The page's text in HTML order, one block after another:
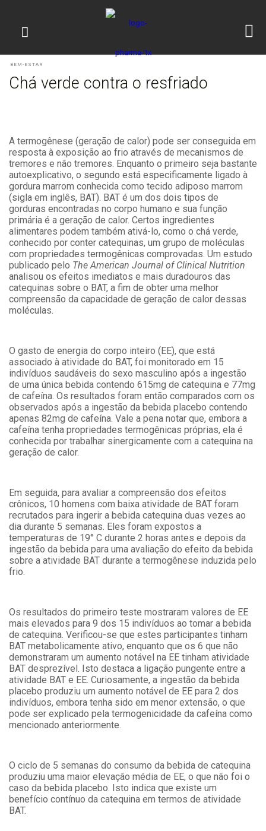
BEM-ESTAR
Chá verde contra o resfriado
A termogênese (geração de calor) pode ser conseguida em
resposta à exposição ao frio através de mecanismos de
tremores e não tremores. Enquanto o primeiro seja bastante
autoexplicativo, o segundo está especificamente ligado à
gordura marrom conhecida como tecido adiposo marrom
(sigla em inglês, BAT). BAT é um dos dois tipos de
gorduras encontradas no corpo humano e sua função
primária é a geração de calor. Certos ingredientes
alimentares podem também ativá-lo, como o chá verde,
conhecido por conter catequinas, um grupo de moléculas
com propriedades termogênicas comprovadas. Um estudo
publicado pelo The American Journal of Clinical Nutrition
analisou os efeitos imediatos e mais duradouros das
catequinas sobre o BAT, a fim de obter uma melhor
compreensão da capacidade de geração de calor dessas
moléculas.
O gasto de energia do corpo inteiro (EE), que está
associado à atividade do BAT, foi monitorado em 15
indivíduos saudáveis ​​do sexo masculino após a ingestão
de uma única bebida contendo 615mg de catequina e 77mg
de cafeína. Os resultados foram então comparados com os
observados após a ingestão da bebida placebo contendo
apenas 82mg de cafeína. Vale a pena notar que, embora a
cafeína tenha propriedades termogênicas próprias, ela é
conhecida por trabalhar sinergicamente com a catequina na
geração de calor.
Em seguida, para avaliar a compreensão dos efeitos
crônicos, 10 homens com baixa atividade de BAT foram
recrutados para ingerir a bebida catequina duas vezes ao
dia durante 5 semanas. Eles foram expostos a
temperaturas de 19° C durante 2 horas antes e depois da
ingestão da bebida para uma avaliação do efeito da bebida
sobre a atividade BAT durante a termogênese induzida pelo
frio.
Os resultados do primeiro teste mostraram valores de EE
mais elevados para 9 dos 15 indivíduos ao tomar a bebida
de catequina. Verificou-se que estes participantes tinham
BAT metabolicamente ativo, enquanto que os 6 que não
demonstraram um aumento notável na EE tinham atividade
BAT desprezível. Isto destaca a ligação pungente entre a
atividade BAT e EE. Curiosamente, a ingestão da bebida
placebo produziu um aumento notável de EE para 2 dos
indivíduos, embora tenha sido em menor extensão, o que
pode ser explicado pela termogenicidade da cafeína como
mencionado anteriormente.
O ciclo de 5 semanas do consumo da bebida de catequina
produziu uma maior elevação média de EE, o que não foi o
caso da bebida placebo. Isto indica que existe um
benefício contínuo da catequina em termos de atividade
BAT.